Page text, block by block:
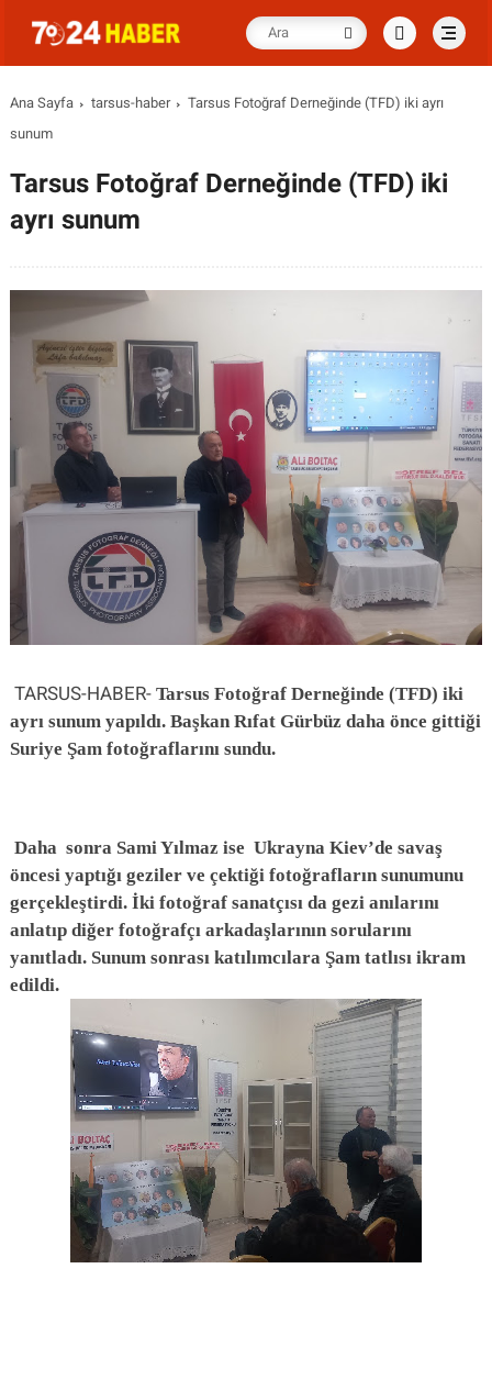
Ana Sayfa tarsus-haber
Tarsus Fotoğraf Derneğinde (TFD) iki ayrı
sunum
Tarsus Fotoğraf Derneğinde (TFD) iki
ayrı sunum
TARSUS-HABER- Tarsus Fotoğraf Derneğinde (TFD) iki
ayrı sunum yapıldı. Başkan Rıfat Gürbüz daha önce gittiği
Suriye Şam fotoğraflarını sundu.
Daha sonra Sami Yılmaz ise Ukrayna Kiev’de savaş
öncesi yaptığı geziler ve çektiği fotoğrafların sunumunu
gerçekleştirdi. İki fotoğraf sanatçısı da gezi anılarını
anlatıp diğer fotoğrafçı arkadaşlarının sorularını
yanıtladı. Sunum sonrası katılımcılara Şam tatlısı ikram
edildi.